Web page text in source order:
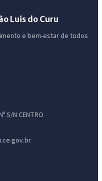
Luis do Curu
e bem-estar de todos
S/N CENTRO